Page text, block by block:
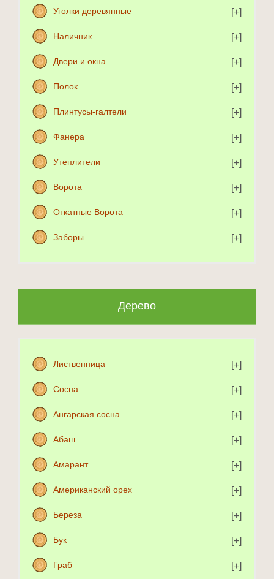
Уголки деревянные
Наличник
Двери и окна
Полок
Плинтусы-галтели
Фанера
Утеплители
Ворота
Откатные Ворота
Заборы
Дерево
Лиственница
Сосна
Ангарская сосна
Абаш
Амарант
Американский орех
Береза
Бук
Граб